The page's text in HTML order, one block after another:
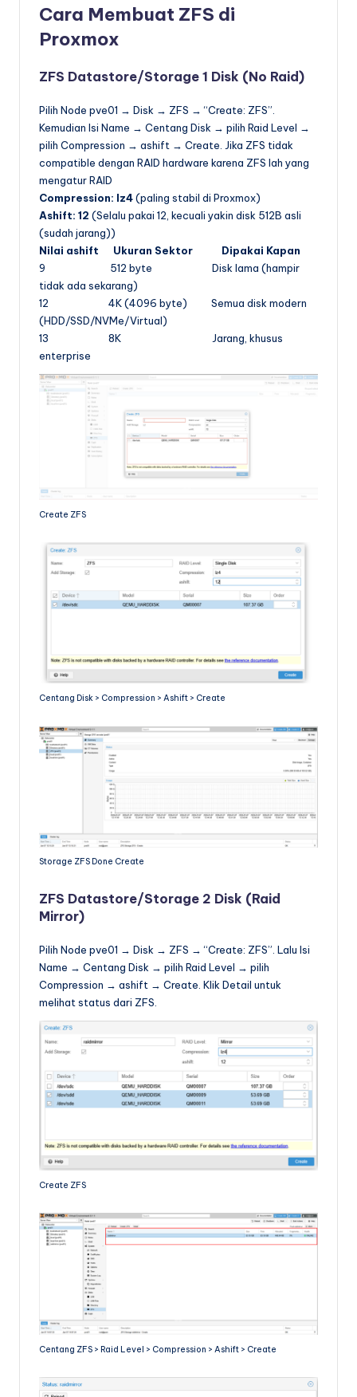
Cara Membuat ZFS di
Proxmox
ZFS Datastore/Storage 1 Disk (No Raid)
Pilih Node pve01 → Disk → ZFS → “Create: ZFS”.
Kemudian Isi Name → Centang Disk → pilih Raid Level →
pilih Compression → ashift → Create. Jika ZFS tidak
compatible dengan RAID hardware karena ZFS lah yang
mengatur RAID
Compression: lz4(paling stabil di Proxmox)
Ashift: 12 (Selalu pakai 12, kecuali yakin disk 512B asli
(sudah jarang))
Nilai ashift Ukuran Sektor
Dipakai Kapan
9 512 byte Disk lama (hampir
tidak ada sekarang)
12 4K (4096 byte) Semua disk modern
(HDD/SSD/NVMe/Virtual)
13 8K Jarang, khusus
enterprise
Create ZFS
Centang Disk > Compression > Ashift > Create
Storage ZFS Done Create
ZFS Datastore/Storage 2 Disk (Raid
Mirror)
Pilih Node pve01 → Disk → ZFS → “Create: ZFS”. Lalu Isi
Name → Centang Disk → pilih Raid Level → pilih
Compression → ashift → Create. Klik Detail untuk
melihat status dari ZFS.
Create ZFS
Centang ZFS > Raid Level > Compression > Ashift > Create